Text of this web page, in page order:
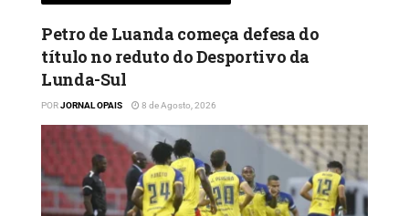
Petro de Luanda começa defesa do
título no reduto do Desportivo da
Lunda-Sul‎
PORJORNAL OPAIS 8 de Agosto, 2026